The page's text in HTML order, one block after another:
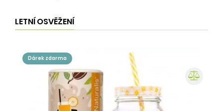
LETNÍ OSVĚŽENÍ
dárek zdarma